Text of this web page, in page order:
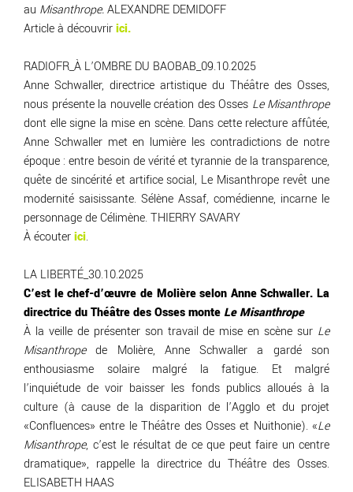
au Misanthrope.ALEXANDRE DEMIDOFF
Article à découvririci.
RADIOFR_À L’OMBRE DU BAOBAB_09.10.2025
Anne Schwaller, directrice artistique du Théâtre des Osses,
nous présente la nouvelle création des Osses Le Misanthrope
dont elle signe la mise en scène. Dans cette relecture affûtée,
Anne Schwaller met en lumière les contradictions de notre
époque : entre besoin de vérité et tyrannie de la transparence,
quête de sincérité et artifice social, Le Misanthrope revêt une
modernité saisissante. Sélène Assaf, comédienne, incarne le
personnage de Célimène. THIERRY SAVARY
À écouterici.
LA LIBERTÉ_30.10.2025
C’est le chef-d’œuvre de Molière selon Anne Schwaller. La
directrice du Théâtre des Osses monte Le Misanthrope
À la veille de présenter son travail de mise en scène sur Le
Misanthropede Molière, Anne Schwaller a gardé son
enthousiasme solaire malgré la fatigue. Et malgré
l’inquiétude de voir baisser les fonds publics alloués à la
culture (à cause de la disparition de l’Agglo et du projet
«Confluences» entre le Théâtre des Osses et Nuithonie). «Le
Misanthrope, c’est le résultat de ce que peut faire un centre
dramatique», rappelle la directrice du Théâtre des Osses.
ELISABETH HAAS